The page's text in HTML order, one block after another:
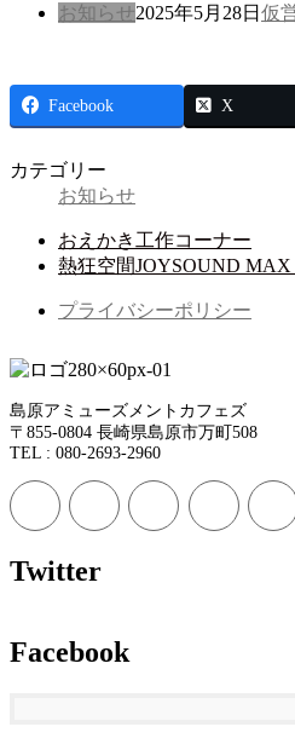
お知らせ2025年5月28日 仮
Facebook X
カテゴリー
お知らせ
おえかき工作コーナー
熱狂空間JOYSOUND MAX
プライバシーポリシー
島原アミューズメントカフェズ
〒855-0804 長崎県島原市万町508
TEL : 080-2693-2960
Twitter
Facebook